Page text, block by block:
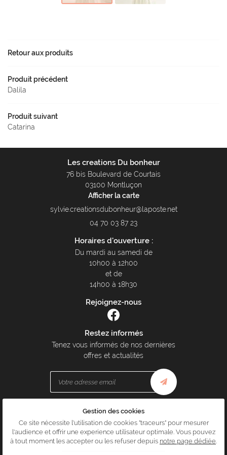
Retour aux produits
Produit précédent
Dalila
Produit suivant
Catarina
Les creations Du bonheur
76 bis Boulevard de Courtais
03100 Montluçon
Afficher la carte
04 70 03 87 23
Horaires d'ouverture :
Du mardi au samedi de
10h00 à 12h00
et de
14h00 à 18h30
Rejoignez-nous
Restez informés
Tenez vous informés de nos dernières
offres et actualités
Mentions Légales
Conditions générales d'utilisation
Politique de confidentialité
Gestion des cookies
Gestion des cookies
Ce site nécessite l'utilisation de cookies "traceurs" pour mesurer
l'audience et offrir une experience utilisateur optimale. Vous pouvez
à tout moment les accepter ou les refuser depuis notre page dédiée.